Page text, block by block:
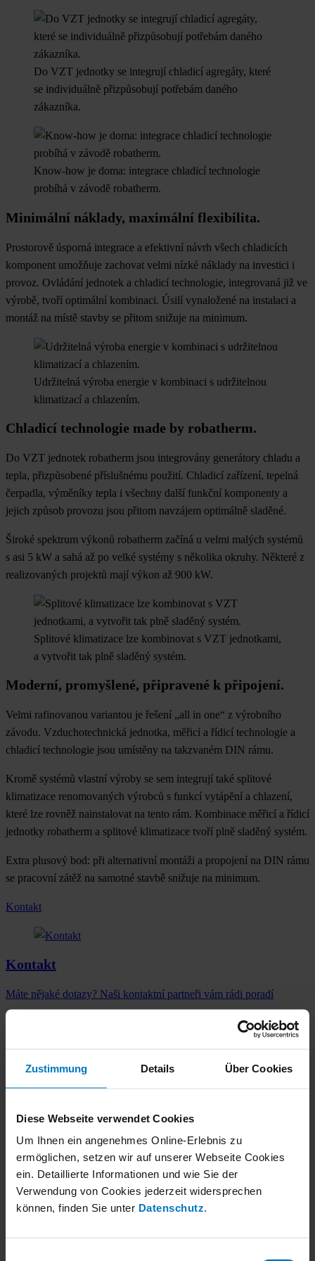
Zustimmung Details Über Cookies
Diese Webseite verwendet Cookies
Um Ihnen ein angenehmes Online-Erlebnis zu
ermöglichen, setzen wir auf unserer Webseite Cookies
ein. Detaillierte Informationen und wie Sie der
Verwendung von Cookies jederzeit widersprechen
können, finden Sie unter Datenschutz.
Do VZT jednotky se integrují chladicí agregáty, které
se individuálně přizpůsobují potřebám daného
zákazníka.
Know-how je doma: integrace chladicí technologie
probíhá v závodě robatherm.
Minimální náklady, maximální flexibilita.
Prostorově úsporná integrace a efektivní návrh všech chladicích
komponent umožňuje zachovat velmi nízké náklady na investici i
provoz. Ovládání jednotek a chladicí technologie, integrovaná již ve
výrobě, tvoří optimální kombinaci. Úsilí vynaložené na instalaci a
montáž na místě stavby se přitom snižuje na minimum.
Udržitelná výroba energie v kombinaci s udržitelnou
klimatizací a chlazením.
Chladicí technologie made by robatherm.
Do VZT jednotek robatherm jsou integrovány generátory chladu a
tepla, přizpůsobené příslušnému použití. Chladicí zařízení, tepelná
čerpadla, výměníky tepla i všechny další funkční komponenty a
jejich způsob provozu jsou přitom navzájem optimálně sladěné.
Široké spektrum výkonů robatherm začíná u velmi malých systémů
s asi 5 kW a sahá až po velké systémy s několika okruhy. Některé z
realizovaných projektů mají výkon až 900 kW.
Splitové klimatizace lze kombinovat s VZT jednotkami,
a vytvořit tak plně sladěný systém.
Moderní, promyšlené, připravené k připojení.
Velmi rafinovanou variantou je řešení „all in one“ z výrobního
závodu. Vzduchotechnická jednotka, měřicí a řídicí technologie a
chladicí technologie jsou umístěny na takzvaném DIN rámu.
Kromě systémů vlastní výroby se sem integrují také splitové
klimatizace renomovaných výrobců s funkcí vytápění a chlazení,
které lze rovněž nainstalovat na tento rám. Kombinace měřicí a řídicí
jednotky robatherm a splitové klimatizace tvoří plně sladěný systém.
Extra plusový bod: při alternativní montáži a propojení na DIN rámu
se pracovní zátěž na samotné stavbě snižuje na minimum.
Kontakt
Kontakt
Máte nějaké dotazy? Naši kontaktní partneři vám rádi poradí
Závody
Kontakt
Vzduchotechnika
Přehled